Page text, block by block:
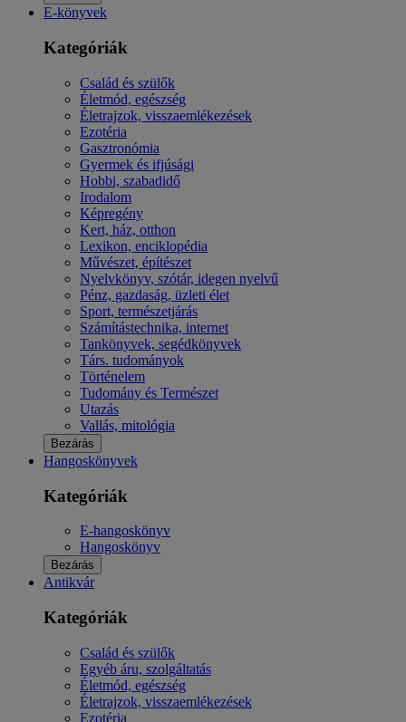
E-könyvek
Kategóriák
Család és szülők
Életmód, egészség
Életrajzok, visszaemlékezések
Ezotéria
Gasztronómia
Gyermek és ifjúsági
Hobbi, szabadidő
Irodalom
Képregény
Kert, ház, otthon
Lexikon, enciklopédia
Művészet, építészet
Nyelvkönyv, szótár, idegen nyelvű
Pénz, gazdaság, üzleti élet
Sport, természetjárás
Számítástechnika, internet
Tankönyvek, segédkönyvek
Társ. tudományok
Történelem
Tudomány és Természet
Utazás
Vallás, mitológia
Bezárás
Hangoskönyvek
Kategóriák
E-hangoskönyv
Hangoskönyv
Bezárás
Antikvár
Kategóriák
Család és szülők
Egyéb áru, szolgáltatás
Életmód, egészség
Életrajzok, visszaemlékezések
Ezotéria